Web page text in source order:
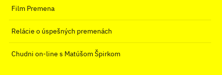
Film Premena
Relácie o úspešných premenách
Chudni on-line s Matúšom Špirkom